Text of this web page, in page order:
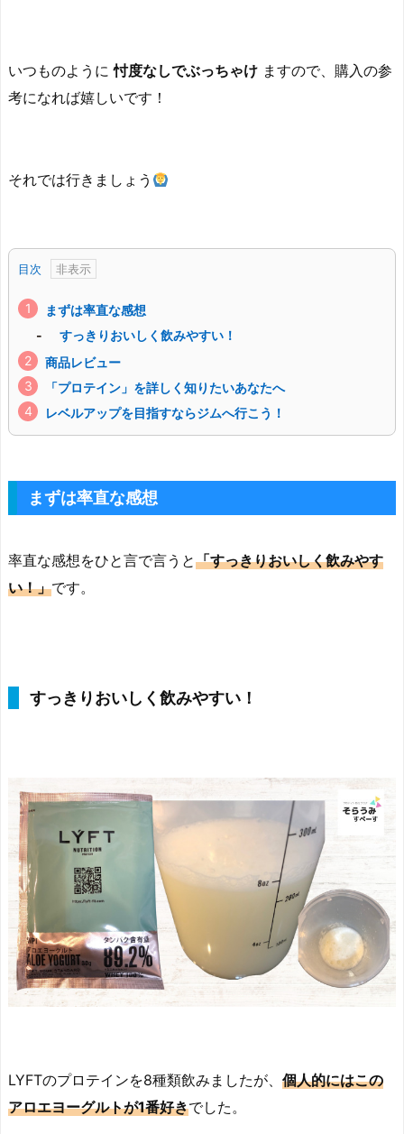
いつものように忖度なしでぶっちゃけ ますので、購入の参
考になれば嬉しいです！
それでは行きましょう
目次
まずは率直な感想
すっきりおいしく飲みやすい！
商品レビュー
「プロテイン」を詳しく知りたいあなたへ
レベルアップを目指すならジムへ行こう！
まずは率直な感想
率直な感想をひと言で言うと「すっきりおいしく飲みやす
い！」です。
すっきりおいしく飲みやすい！
LYFTのプロテインを8種類飲みましたが、 個人的にはこの
アロエヨーグルトが1番好きでした。